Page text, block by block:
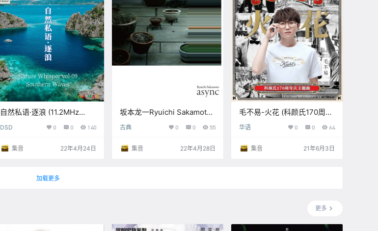
自然私语·逐浪 (11.2MHz
DSD 0 0 140
集音 22年4月24日
坂本龙一Ryuichi Sakamoto
– async – 2017【Q】
【44.1kHz / 24bit】
古典 0 0 55
集音 22年4月28日
毛不易-火花 (科颜氏170周年
庆主题曲) 【Q】【48kHz /
24bit】
华语 0 0 64
集音 21年6月3日
加载更多
更多